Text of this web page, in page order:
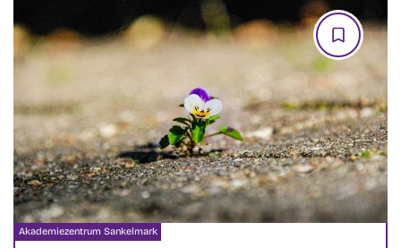
Veranstalter:
Akademiezentrum Sankelmark